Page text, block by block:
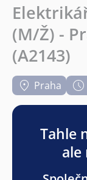
(M/Ž) -
(A2143)
Praha
Tahle
ale